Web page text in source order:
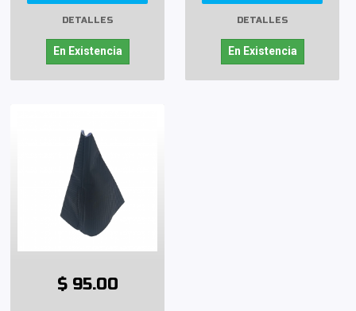
DETALLES
En Existencia
DETALLES
En Existencia
$ 95.00